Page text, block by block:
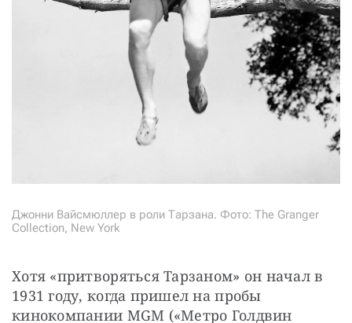
Джонни Вайсмюллер в роли Тарзана. Фото: The Granger
Collection, New York
Хотя «притворяться Тарзаном» он начал в
1931 году, когда пришел на пробы
кинокомпании MGM («Метро Голдвин